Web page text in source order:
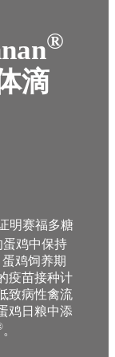
®
滴
明赛福多糖
鸡中保持
鸡饲养期
疫苗接种计
致病性禽流
鸡日粮中添
。